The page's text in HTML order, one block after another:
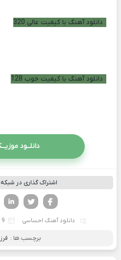
دانلود آهنگ با کیفیت عالی 320
دانلود آهنگ با کیفیت خوب 128
دانلــود
اشتراک گذاری در
دانلود آهنگ احساسی 19
برچسب ها :